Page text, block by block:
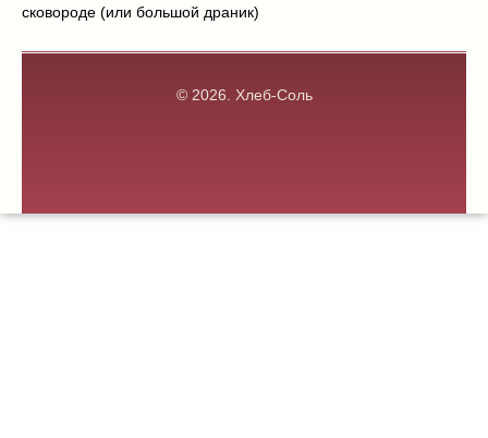
сковороде (или большой драник)
© 2026. Хлеб-Соль